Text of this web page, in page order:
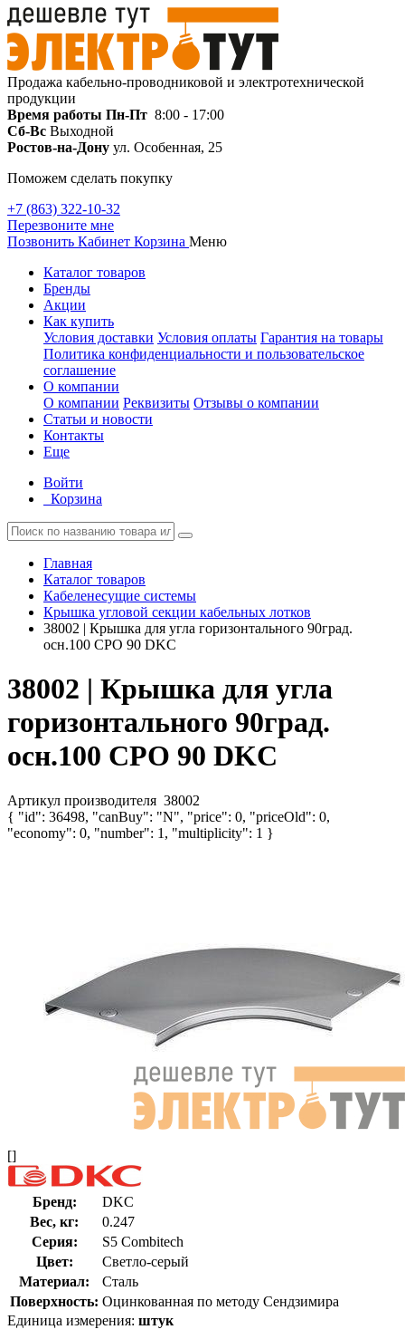
Продажа кабельно-проводниковой и электротехнической
продукции
Время работы Пн-Пт 8:00 - 17:00
Сб-Вс Выходной
Ростов-на-Дону ул. Особенная, 25
Поможем сделать покупку
+7 (863) 322-10-32
Перезвоните мне
Позвонить Кабинет Корзина Меню
Каталог товаров
Бренды
Акции
Как купить
Условия доставки Условия оплаты Гарантия на товары
Политика конфиденциальности и пользовательское
соглашение
О компании
О компании Реквизиты Отзывы о компании
Статьи и новости
Контакты
Еще
Войти
Корзина
Главная
Каталог товаров
Кабеленесущие системы
Крышка угловой секции кабельных лотков
38002 | Крышка для угла горизонтального 90град.
осн.100 CPO 90 DKC
38002 | Крышка для угла
горизонтального 90град.
осн.100 CPO 90 DKC
Артикул производителя 38002
{ "id": 36498, "canBuy": "N", "price": 0, "priceOld": 0,
"economy": 0, "number": 1, "multiplicity": 1 }
[]
Бренд:
DKC
Вес, кг:
0.247
Серия:
S5 Combitech
Цвет:
Светло-серый
Материал:
Сталь
Поверхность: Оцинкованная по методу Сендзимира
Единица измерения: штук